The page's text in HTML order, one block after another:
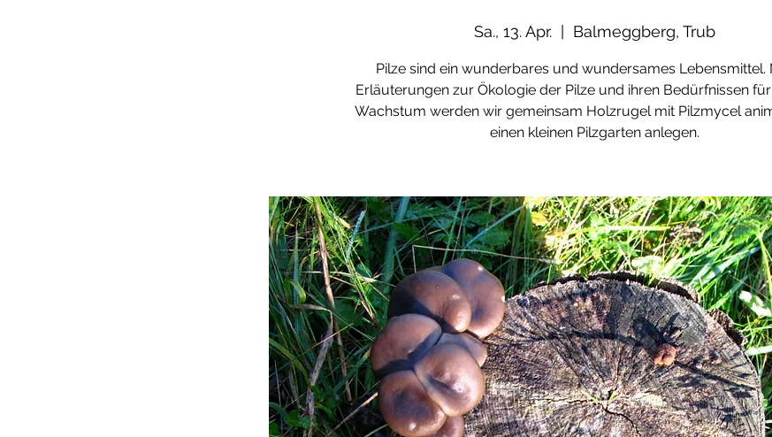
Sa., 13. Apr.
  |
Balmeggberg, Trub
Pilze sind ein wunderbares und wundersames Lebensmittel.
Erläuterungen zur Ökologie der Pilze und ihren Bedürfnissen
Wachstum werden wir gemeinsam Holzrugel mit Pilzmycel
einen kleinen Pilzgarten anlegen.